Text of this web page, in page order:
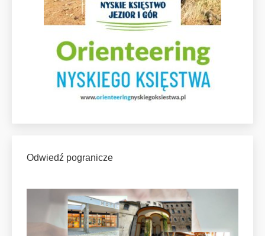
Odwiedź pogranicze